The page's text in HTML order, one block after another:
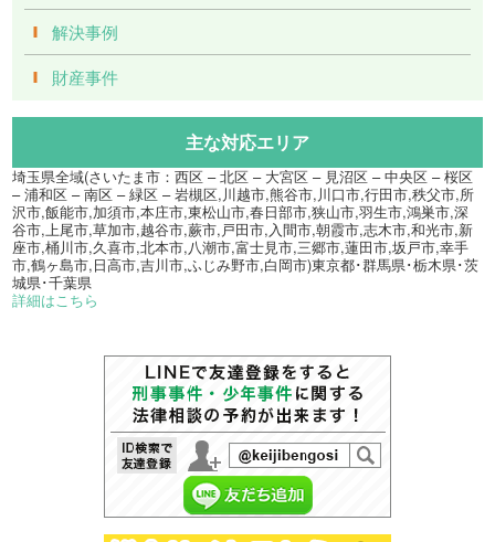
解決事例
財産事件
主な対応エリア
埼玉県全域(さいたま市：西区 – 北区 – 大宮区 – 見沼区 – 中央区 – 桜区
– 浦和区 – 南区 – 緑区 – 岩槻区,川越市,熊谷市,川口市,行田市,秩父市,所
沢市,飯能市,加須市,本庄市,東松山市,春日部市,狭山市,羽生市,鴻巣市,深
谷市,上尾市,草加市,越谷市,蕨市,戸田市,入間市,朝霞市,志木市,和光市,新
座市,桶川市,久喜市,北本市,八潮市,富士見市,三郷市,蓮田市,坂戸市,幸手
市,鶴ヶ島市,日高市,吉川市,ふじみ野市,白岡市)東京都･群馬県･栃木県･茨
城県･千葉県
詳細はこちら